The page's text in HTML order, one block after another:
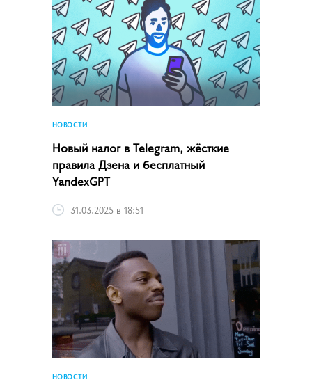
НОВОСТИ
Новый налог в Telegram, жёсткие
правила Дзена и бесплатный
YandexGPT
31.03.2025 в 18:51
НОВОСТИ